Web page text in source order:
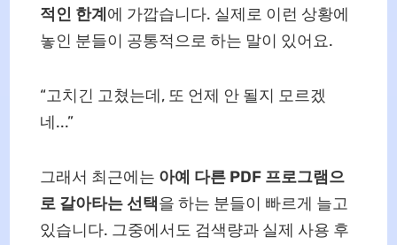
적인 한계 에 가깝습니다. 실제로 이런 상황에
놓인 분들이 공통적으로 하는 말이 있어요.
“고치긴 고쳤는데, 또 언제 안 될지 모르겠
네...”
그래서 최근에는 아예 다른 PDF 프로그램으
로 갈아타는 선택을 하는 분들이 빠르게 늘고
있습니다. 그중에서도 검색량과 실제 사용 후